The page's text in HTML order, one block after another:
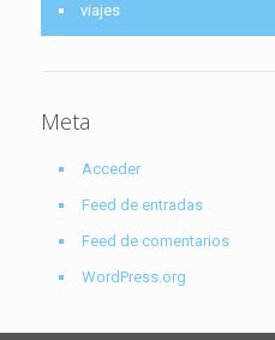
viajes
Meta
Acceder
Feed de entradas
Feed de comentarios
WordPress.org